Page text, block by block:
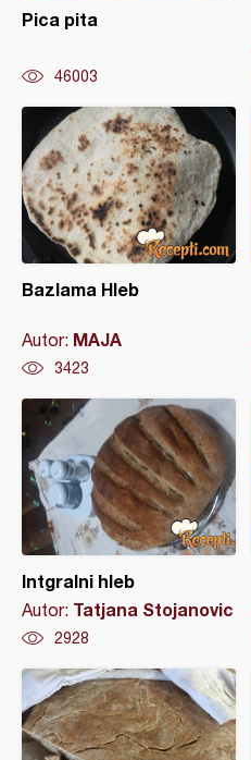
Pica pita
46003
Bazlama Hleb
Autor: MAJA
3423
Intgralni hleb
Autor: Tatjana Stojanovic
2928